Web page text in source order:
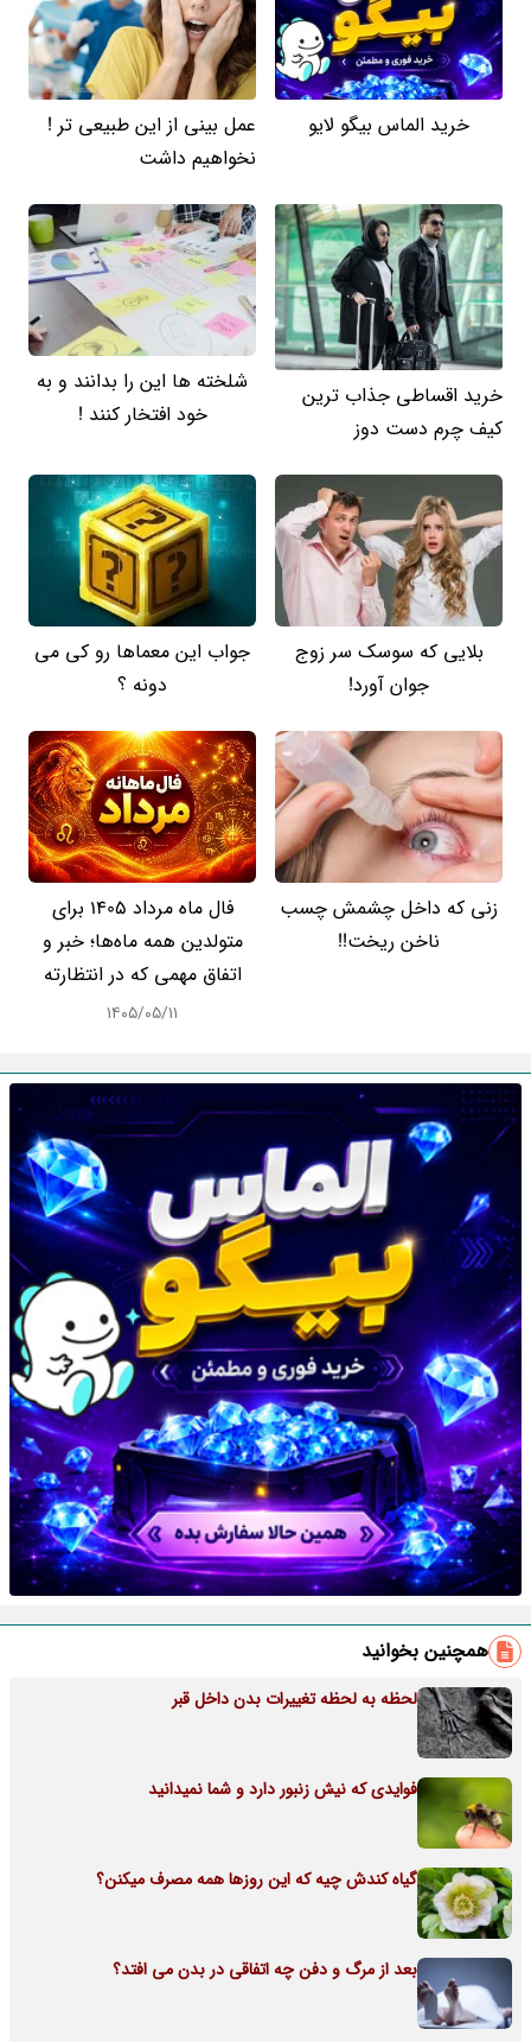
خرید الماس بیگو لایو
عمل بینی از این طبیعی تر !
نخواهیم داشت
خرید اقساطی جذاب ترین
کیف چرم دست دوز
شلخته ها این را بدانند و به
خود افتخار کنند !
بلایی که سوسک سر زوج
جوان آورد!
جواب این معماها رو کی می
دونه ؟
زنی که داخل چشمش چسب
ناخن ریخت!!
فال ماه مرداد 1405 برای
متولدین همه ماه‌ها؛ خبر و
اتفاق مهمی که در انتظارته
۱۴۰۵/۰۵/۱۱
همچنین بخوانید
لحظه به لحظه تغییرات بدن داخل قبر
فوایدی که نیش زنبور دارد و شما نمیدانید
گیاه کندش چیه که این روزها همه مصرف میکنن؟
بعد از مرگ و دفن چه اتفاقی در بدن می افتد؟